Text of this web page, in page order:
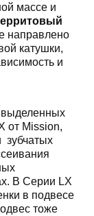
массе и
направлено
катушки,
и
выделенных
от Mission,
зубчатых
В Серии LX
в подвесе
тоже